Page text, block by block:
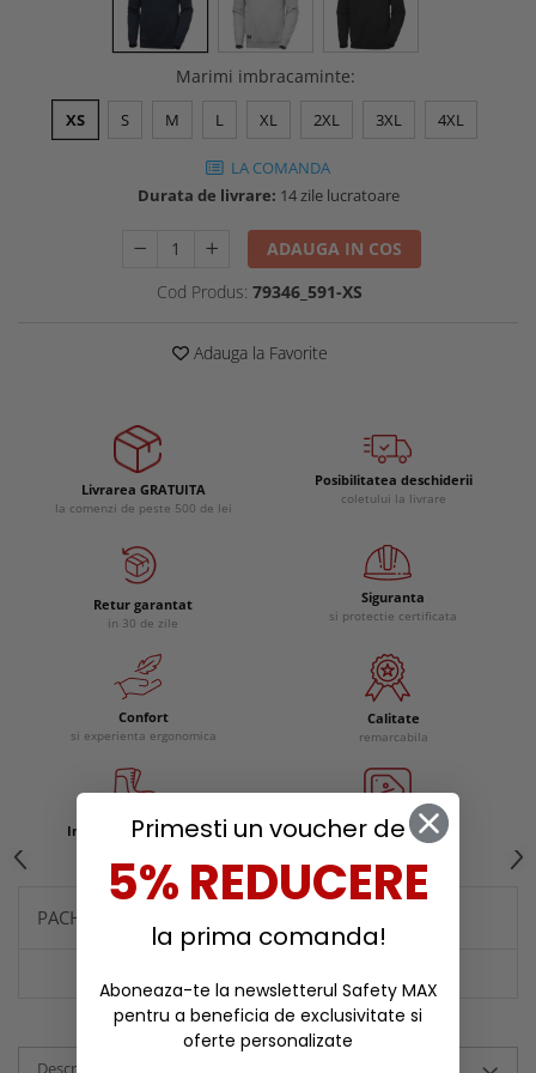
Buzunare externe
Echipamente specializate
Echipamente muncitori ferma
Echipamente veterinari
Echipamente trimeri ongloane
Manusi protectie
Casti si antifoane protectie
Menghine si prese
Marimi imbracaminte:
XS S M L XL 2XL 3XL 4XL
LA COMANDA
Durata de livrare: 14 zile lucratoare
ADAUGA IN COS
Cod Produs: 79346_591-XS
Adauga la Favorite
Livrarea GRATUITA
la comenzi de peste 500 de lei
Posibilitatea deschiderii
coletului la livrare
Retur garantat
in 30 de zile
Siguranta
si protectie certificata
Confort
si experienta ergonomica
Calitate
remarcabila
Incaltaminte protectie Reduceri
PACHETE SI PROMOTII
Descriere
Primesti un voucher de
5% REDUCERE
la prima comanda!
Aboneaza-te la newsletterul Safety MAX
pentru a beneficia de exclusivitate si
oferte personalizate